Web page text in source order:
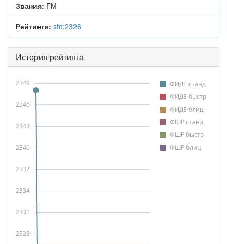
Звания: FM
Рейтинги: std:2326
История рейтинга
ФИДЕ станд
ФИДЕ быстр
ФИДЕ блиц
ФШР станд
ФШР быстр
ФШР блиц
2328
2331
2334
2337
2340
2343
2346
2349